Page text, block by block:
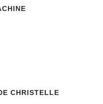
CHRISTELLE